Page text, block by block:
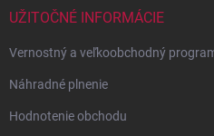
UŽITOČNÉ INFORMÁCIE
Vernostný a veľkoobchodný
Náhradné plnenie
Hodnotenie obchodu